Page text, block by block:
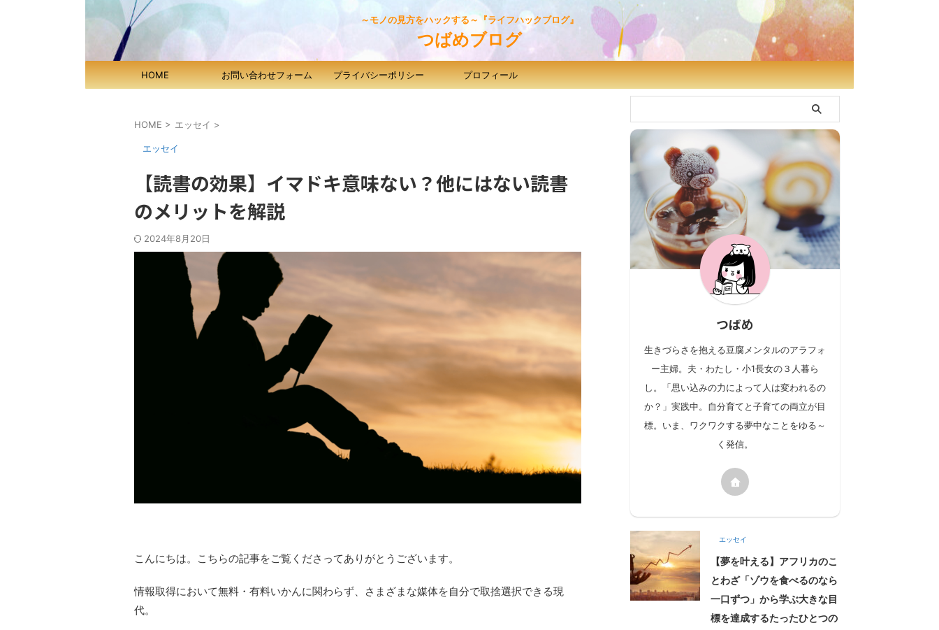
～モノの見方をハックする～『ライフハックブログ』
つばめブログ
HOME お問い合わせフォーム プライバシーポリシー プロフィール
HOME > エッセイ >
エッセイ
【読書の効果】イマドキ意味ない？他にはない読書
のメリットを解説
2024年8月20日
こんにちは。こちらの記事をご覧くださってありがとうございます。
情報取得において無料・有料いかんに関わらず、さまざまな媒体を自分で取捨選択できる現
代。
つばめ
生きづらさを抱える豆腐メンタルのアラフォ
ー主婦。夫・わたし・小1長女の３人暮ら
し。「思い込みの力によって人は変われるの
か？」実践中。自分育てと子育ての両立が目
標。いま、ワクワクする夢中なことをゆる～
く発信。
エッセイ
【夢を叶える】アフリカのこ
とわざ「ゾウを食べるのなら
一口ずつ」から学ぶ大きな目
標を達成するたったひとつの